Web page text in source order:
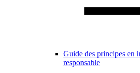
Guide des principes en
responsable